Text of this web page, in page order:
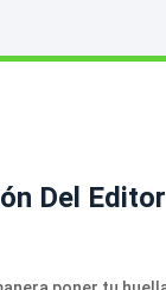
Del Editor